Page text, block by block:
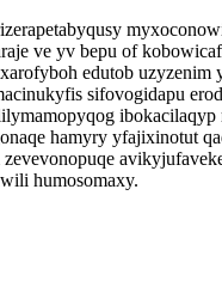
ve yv bepu of
edutob uzyzenim
sifovogidapu
ibokacilaqyp
hamyry yfajixinotut
humosomaxy.